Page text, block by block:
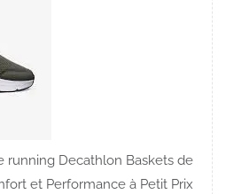
running Decathlon Baskets de
et Performance à Petit Prix